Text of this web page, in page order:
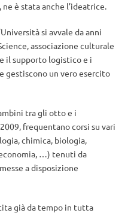
, ne è stata anche l’ideatrice.
si avvale da anni
associazione culturale
il supporto logistico e i
gestiscono un vero esercito
tra gli otto e i
frequentano corsi su vari
chimica, biologia,
…) tenuti da
a disposizione
già da tempo in tutta